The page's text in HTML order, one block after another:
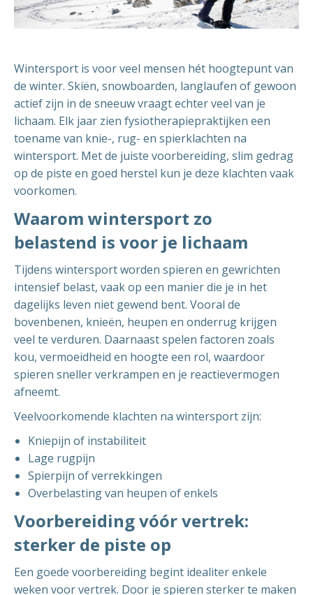
Wintersport is voor veel mensen hét hoogtepunt van
de winter. Skiën, snowboarden, langlaufen of gewoon
actief zijn in de sneeuw vraagt echter veel van je
lichaam. Elk jaar zien fysiotherapiepraktijken een
toename van knie-, rug- en spierklachten na
wintersport. Met de juiste voorbereiding, slim gedrag
op de piste en goed herstel kun je deze klachten vaak
voorkomen.
Waarom wintersport zo
belastend is voor je lichaam
Tijdens wintersport worden spieren en gewrichten
intensief belast, vaak op een manier die je in het
dagelijks leven niet gewend bent. Vooral de
bovenbenen, knieën, heupen en onderrug krijgen
veel te verduren. Daarnaast spelen factoren zoals
kou, vermoeidheid en hoogte een rol, waardoor
spieren sneller verkrampen en je reactievermogen
afneemt.
Veelvoorkomende klachten na wintersport zijn:
Kniepijn of instabiliteit
Lage rugpijn
Spierpijn of verrekkingen
Overbelasting van heupen of enkels
Voorbereiding vóór vertrek:
sterker de piste op
Een goede voorbereiding begint idealiter enkele
weken voor vertrek. Door je spieren sterker te maken